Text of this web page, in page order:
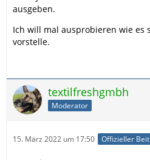
ausgeben.
Ich will mal ausprobieren wie es
vorstelle.
textilfreshgmbh
Moderator
15. März 2022 um 17:50 Offizieller